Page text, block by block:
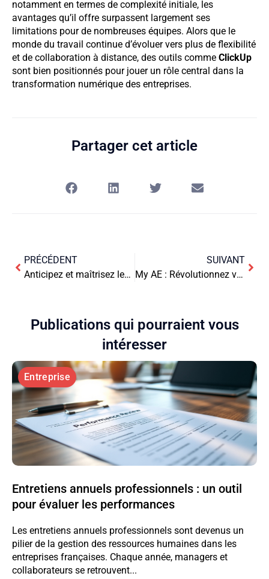
notamment en termes de complexité initiale, les
avantages qu’il offre surpassent largement ses
limitations pour de nombreuses équipes. Alors que le
monde du travail continue d’évoluer vers plus de flexibilité
et de collaboration à distance, des outils comme ClickUp
sont bien positionnés pour jouer un rôle central dans la
transformation numérique des entreprises.
Partager cet article
PRÉCÉDENT
Anticipez et maîtrisez les évolutions réglementaires : votre guide stratégique pour rester compétitif
SUIVANT
My AE : Révolutionnez votre expérience bancaire avec l’application mobile d’American Express
Publications qui pourraient vous
intéresser
Entreprise
Entretiens annuels professionnels : un outil
pour évaluer les performances
Les entretiens annuels professionnels sont devenus un
pilier de la gestion des ressources humaines dans les
entreprises françaises. Chaque année, managers et
collaborateurs se retrouvent...